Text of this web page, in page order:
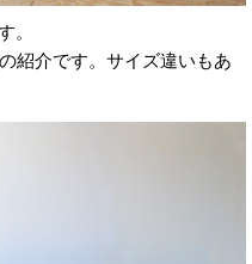
。
紹介です。サイズ違いもあ